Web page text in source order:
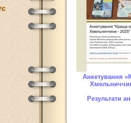
Анкетування
Результати